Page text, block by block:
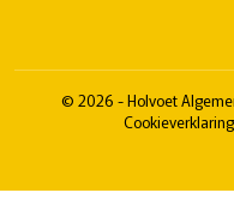
© 2026 - Holvoet
Cookieverklaring